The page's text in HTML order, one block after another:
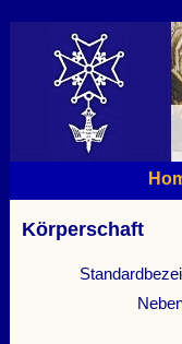
Körperschaft